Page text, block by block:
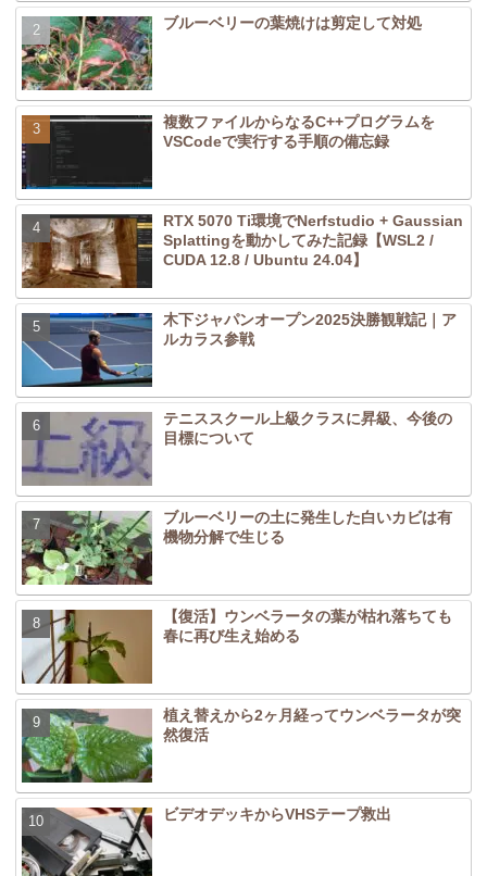
ブルーベリーの葉焼けは剪定して対処
複数ファイルからなるC++プログラムを
VSCodeで実行する手順の備忘録
RTX 5070 Ti環境でNerfstudio + Gaussian
Splattingを動かしてみた記録【WSL2 /
CUDA 12.8 / Ubuntu 24.04】
木下ジャパンオープン2025決勝観戦記｜ア
ルカラス参戦
テニススクール上級クラスに昇級、今後の
目標について
ブルーベリーの土に発生した白いカビは有
機物分解で生じる
【復活】ウンベラータの葉が枯れ落ちても
春に再び生え始める
植え替えから2ヶ月経ってウンベラータが突
然復活
ビデオデッキからVHSテープ救出